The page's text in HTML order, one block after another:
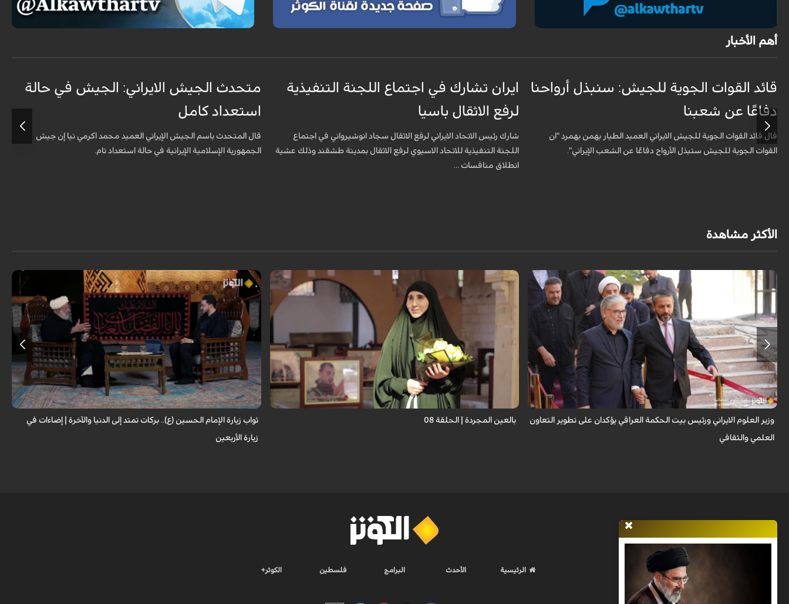
أهم الأخبار
قائد القوات الجوية للجيش: سنبذل أرواحنا
دفاعًا عن شعبنا
قال قائد القوات الجوية للجيش الايراني العميد الطيار بهمن بهمرد "ان
القوات الجوية للجيش ستبذل الأرواح دفاعًا عن الشعب الإيراني".
ايران تشارك في اجتماع اللجنة التنفيذية
لرفع الاثقال باسيا
شارك رئيس الاتحاد الايراني لرفع الاثقال سجاد انوشيرواني في اجتماع
اللجنة التنفيذية للاتحاد الاسيوي لرفع الاثقال بمدينة طشقند وذلك عشية
انطلاق منافسات ...
متحدث الجيش الايراني: الجيش في حالة
استعداد كامل
قال المتحدث باسم الجيش الإيراني العميد محمد اكرمي نيا إن جيش
الجمهورية الإسلامية الإيرانية في حالة استعداد تام.
الأكثر مشاهدة
التقى وزير العلوم والبحوث والتكنولوجيا الايراني، حسين سيمائي صراف، خلال
زيارته للعراق، مع نعيم العبودي، رئيس بيت الحكمة العراقي، وبحثا استراتيجيات
تط...
وزير العلوم الايراني ورئيس بيت الحكمة العراقي يؤكدان على تطوير التعاون
العلمي والثقافي
برنامج "بالعين المجردة" هو توثيق إنسانيٌّ شجاعٌ للحياة تحت وطأة الحرب، حيث
نستمع فيه إلى شهاداتٍ حيّةٍ لأشخاص عايشوا التفجيرات والدمار، فنرى بعيونهم
بالعين المجردة | الحلقة 08
لا تقتصر زيارة الإمام الحسين (عليه السلام) على أداء شعيرةٍ إيمانية، بل تحمل في
طياتها ثوابًا عظيمًا وآثارًا مباركة تنعكس على حياة الزائر. فما هي النعم...
ثواب زيارة الإمام الحسين (ع).. بركات تمتد إلى الدنيا والآخرة | إضاءات في
زيارة الأربعين
الرئيسية الأحدث البرامج فلسطين الكوثر+